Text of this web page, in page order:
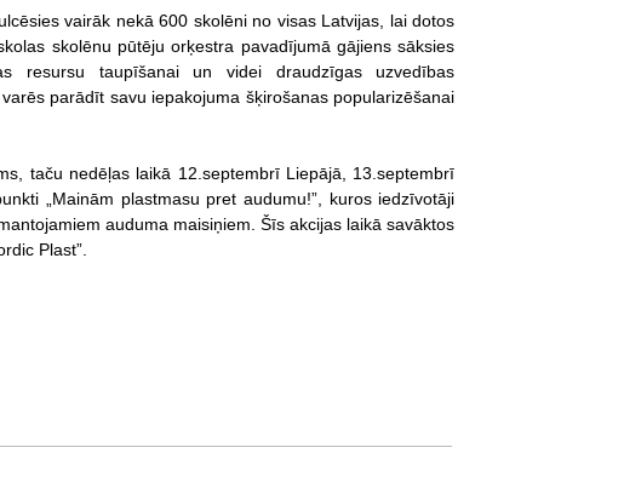
vairāk nekā 600 skolēni no visas Latvijas, lai dotos
skolēnu pūtēju orķestra pavadījumā gājiens sāksies
resursu taupīšanai un videi draudzīgas uzvedības
parādīt savu iepakojuma šķirošanas popularizēšanai
taču nedēļas laikā 12.septembrī Liepājā, 13.septembrī
„Mainām plastmasu pret audumu!”, kuros iedzīvotāji
auduma maisiņiem. Šīs akcijas laikā savāktos
Plast”.